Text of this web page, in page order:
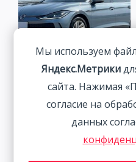
Volkswagen Lamando 1.4T
150HP 2WD 2022 | Синий
| Арт. CA6659
Мы используем
Яндекс.Метрики
сайта. Нажимая
согласие на
данных